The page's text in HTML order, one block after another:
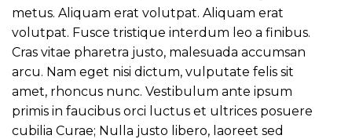
metus. Aliquam erat volutpat. Aliquam erat
volutpat. Fusce tristique interdum leo a finibus.
Cras vitae pharetra justo, malesuada accumsan
arcu. Nam eget nisi dictum, vulputate felis sit
amet, rhoncus nunc. Vestibulum ante ipsum
primis in faucibus orci luctus et ultrices posuere
cubilia Curae; Nulla justo libero, laoreet sed